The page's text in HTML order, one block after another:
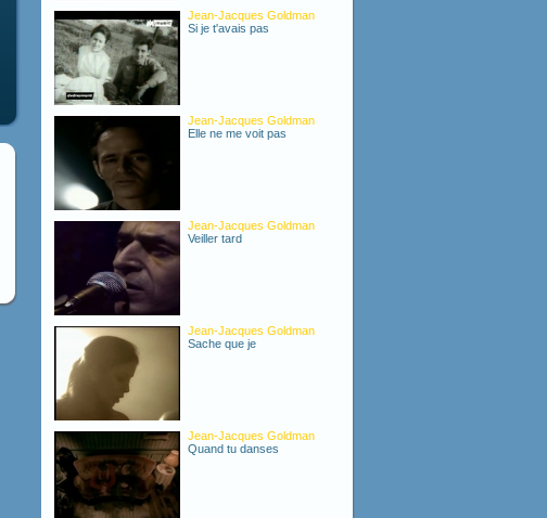
Jean-Jacques Goldman
Si je t'avais pas
Jean-Jacques Goldman
Elle ne me voit pas
Jean-Jacques Goldman
Veiller tard
Jean-Jacques Goldman
Sache que je
Jean-Jacques Goldman
Quand tu danses